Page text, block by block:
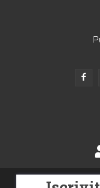
Uomini e Trasporti è